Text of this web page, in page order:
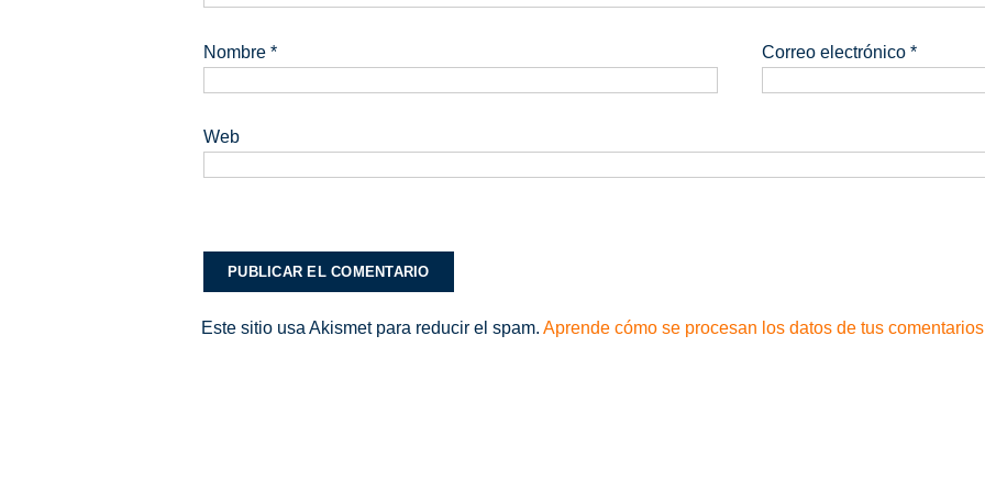
Nombre * Correo electrónico *
Web
Este sitio usa Akismet para reducir el spam. Aprende cómo se procesan los datos de tus